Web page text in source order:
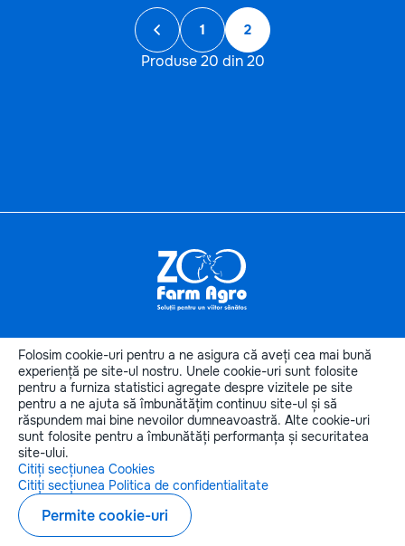
1 2
Produse 20 din 20
Copyright © 2026 zoofarmagro.md
Elaborarea siteului - ilab.md
Informaţiiutile
Categoriile produselor
Categorii de animale
Contactele noastre
Folosim cookie-uri pentru a ne asigura că aveți cea mai bună
experiență pe site-ul nostru. Unele cookie-uri sunt folosite
pentru a furniza statistici agregate despre vizitele pe site
pentru a ne ajuta să îmbunătățim continuu site-ul și să
răspundem mai bine nevoilor dumneavoastră. Alte cookie-uri
sunt folosite pentru a îmbunătăți performanța și securitatea
site-ului.
Citiți secțiunea Cookies
Citiți secțiunea Politica de confidentialitate
Permite cookie-uri